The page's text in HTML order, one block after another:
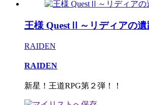
王様 QuestⅡ～リディアの遺
RAIDEN
RAIDEN
新星！王道RPG第２弾！！